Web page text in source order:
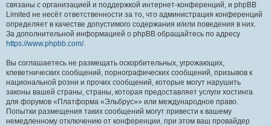
связаны с организацией и поддержкой интернет-конференций, и phpBB
Limited не несёт ответственности за то, что администрация конференций
определяет в качестве допустимого содержания и/или поведения в них.
За дополнительной информацией о phpBB обращайтесь по адресу
https://www.phpbb.com/.
Вы соглашаетесь не размещать оскорбительных, угрожающих,
клеветнических сообщений, порнографических сообщений, призывов к
национальной розни и прочих сообщений, которые могут нарушить
законы вашей страны, страны, которая предоставляет услуги хостинга
для форумов «Платформа «Эльбрус»» или международное право.
Попытки размещения таких сообщений могут привести к вашему
немедленному отключению от конференции, при этом ваш провайдер